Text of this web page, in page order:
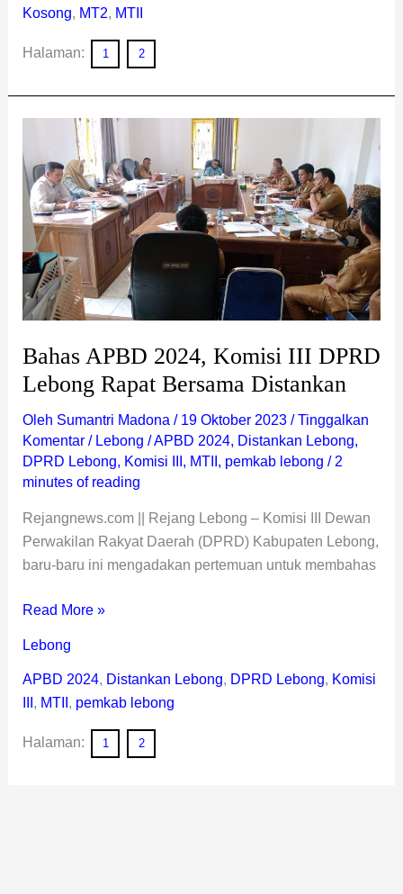
Kosong, MT2, MTII
Halaman: 1 2
Bahas APBD 2024, Komisi III DPRD
Lebong Rapat Bersama Distankan
Oleh Sumantri Madona / 19 Oktober 2023 /Tinggalkan
Komentar / Lebong /APBD 2024, Distankan Lebong,
DPRD Lebong, Komisi III , MTII , pemkab lebong / 2
minutes of reading
Rejangnews.com || Rejang Lebong – Komisi III Dewan
Perwakilan Rakyat Daerah (DPRD) Kabupaten Lebong,
baru-baru ini mengadakan pertemuan untuk membahas
APBD
2024,
Komisi
III
DPRD
Lebong
Rapat
Bersama
Read More »
Lebong
APBD 2024, Distankan Lebong, DPRD Lebong, Komisi
, MTII , pemkab lebong
Halaman: 1 2